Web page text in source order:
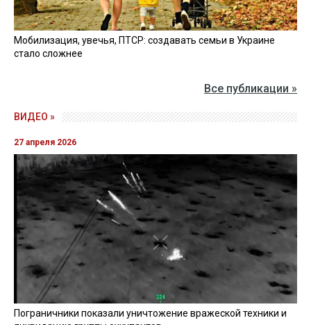
Мобилизация, увечья, ПТСР: создавать семьи в Украине
стало сложнее
Все публикации »
ВИДЕО »
27 апреля 2026
Пограничники показали уничтожение вражеской техники и